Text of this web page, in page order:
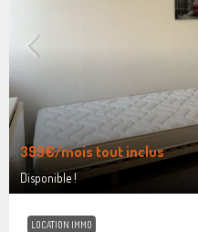
399€/mois tout inclus
Disponible !
LOCATION IMMO